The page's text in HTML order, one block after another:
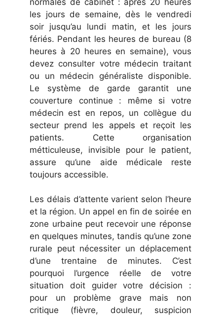
les jours de semaine, dès le vendredi
soir jusqu’au lundi matin, et les jours
fériés. Pendant les heures de bureau (8
heures à 20 heures en semaine), vous
devez consulter votre médecin traitant
ou un médecin généraliste disponible.
Le système de garde garantit une
couverture continue : même si votre
médecin est en repos, un collègue du
secteur prend les appels et reçoit les
patients. Cette organisation
métticuleuse, invisible pour le patient,
assure qu’une aide médicale reste
toujours accessible.
Les délais d’attente varient selon l’heure
et la région. Un appel en fin de soirée en
zone urbaine peut recevoir une réponse
en quelques minutes, tandis qu’une zone
rurale peut nécessiter un déplacement
d’une trentaine de minutes. C’est
pourquoi l’urgence réelle de votre
situation doit guider votre décision :
pour un problème grave mais non
critique (fièvre, douleur, suspicion